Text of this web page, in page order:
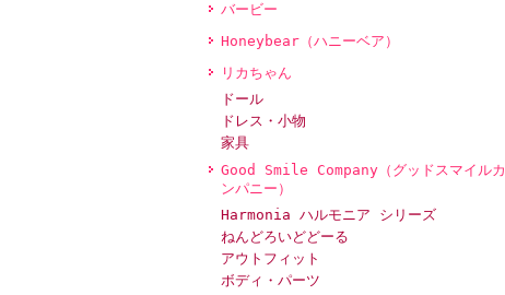
バービー
Honeybear（ハニーベア）
リカちゃん
ドール
ドレス・小物
家具
Good Smile Company（グッドスマイルカ
ンパニー）
Harmonia ハルモニア シリーズ
ねんどろいどどーる
アウトフィット
ボディ・パーツ